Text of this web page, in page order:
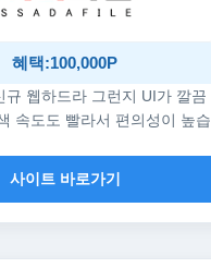
혜택:100,000P
규 웹하드라 그런지 UI가 깔끔
속도도 빨라서 편의성이 높습
사이트 바로가기